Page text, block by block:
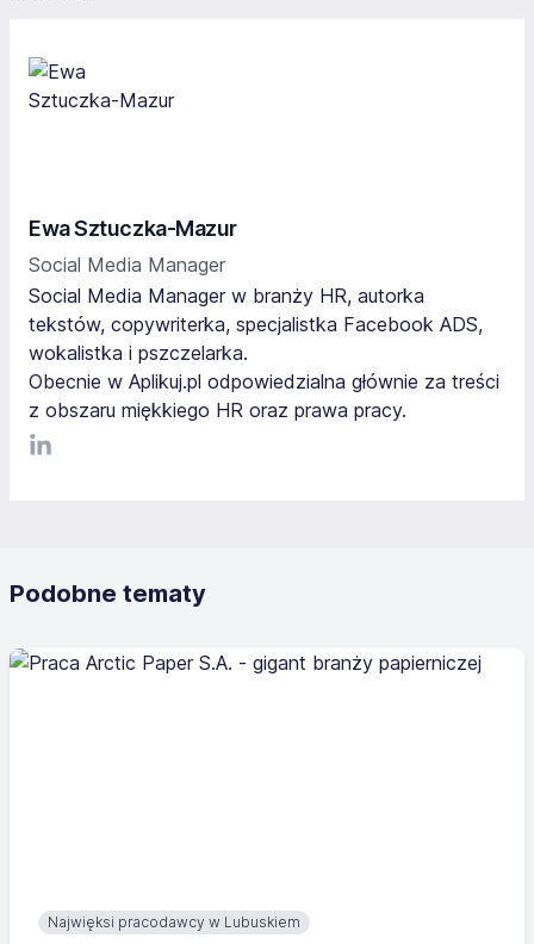
Ewa Sztuczka-Mazur
Social Media Manager
Social Media Manager w branży HR, autorka
tekstów, copywriterka, specjalistka Facebook ADS,
wokalistka i pszczelarka.
Obecnie w Aplikuj.pl odpowiedzialna głównie za treści
z obszaru miękkiego HR oraz prawa pracy.
LinkediIn
Podobne tematy
Najwięksi pracodawcy w Lubuskiem